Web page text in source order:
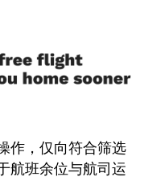
作，仅向符合筛选
航班余位与航司运